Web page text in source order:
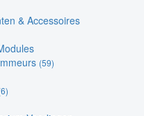
& Accessoires
(59)